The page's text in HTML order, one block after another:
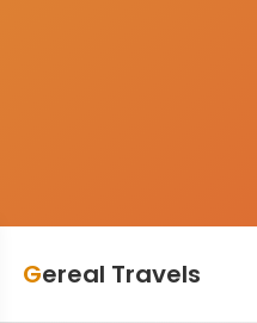
Gereal Travels